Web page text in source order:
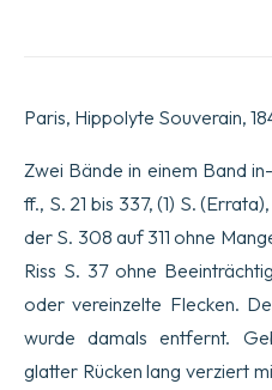
Paris, Hippolyte Souverain,
Zwei Bände in einem Band
ff., S. 21 bis 337, (1) S.
der S. 308 auf 311 ohne
Riss S. 37 ohne
oder vereinzelte Flecken.
wurde damals entfernt.
glatter Rücken lang verziert